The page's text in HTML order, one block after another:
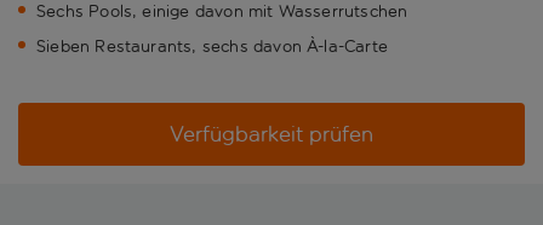
Sechs Pools, einige davon mit Wasserrutschen
Sieben Restaurants, sechs davon À-la-Carte
Verfügbarkeit prüfen